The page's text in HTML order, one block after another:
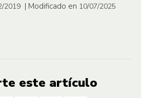
2019 | Modificado en 10/07/2025
este artículo